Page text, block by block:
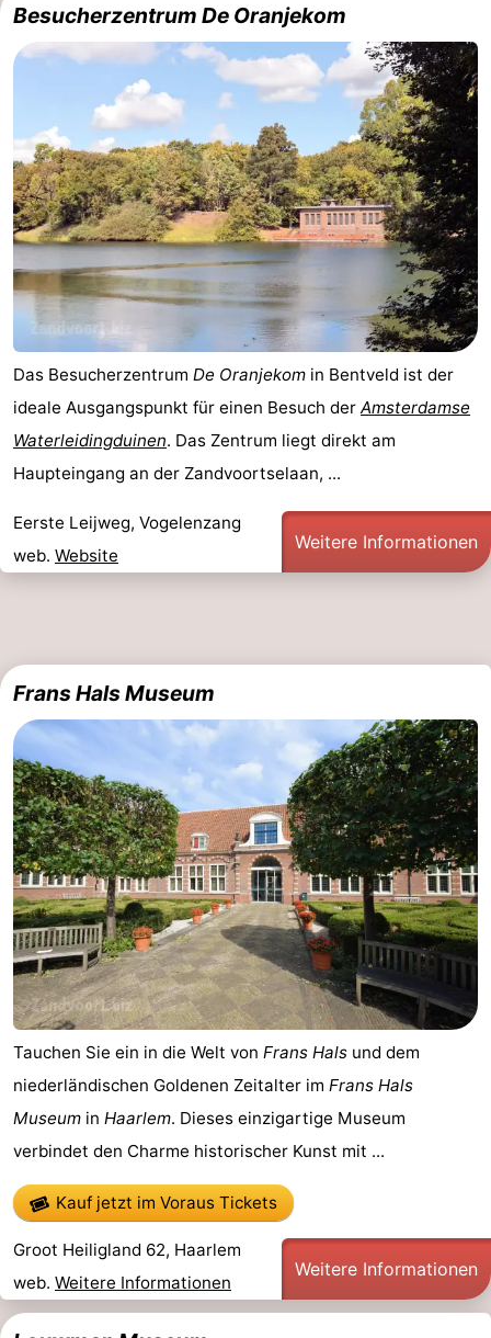
Besucherzentrum De Oranjekom
Das Besucherzentrum De Oranjekom in Bentveld ist der
ideale Ausgangspunkt für einen Besuch der Amsterdamse
Waterleidingduinen. Das Zentrum liegt direkt am
Haupteingang an der Zandvoortselaan, ...
Eerste Leijweg, Vogelenzang
web. Website
Weitere Informationen
Frans Hals Museum
Tauchen Sie ein in die Welt von Frans Hals und dem
niederländischen Goldenen Zeitalter im Frans Hals
Museum in Haarlem. Dieses einzigartige Museum
verbindet den Charme historischer Kunst mit ...
Kauf jetzt im Voraus Tickets
Groot Heiligland 62, Haarlem
web. Weitere Informationen
Weitere Informationen